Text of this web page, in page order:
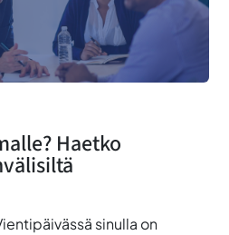
Haetko
sinulla on